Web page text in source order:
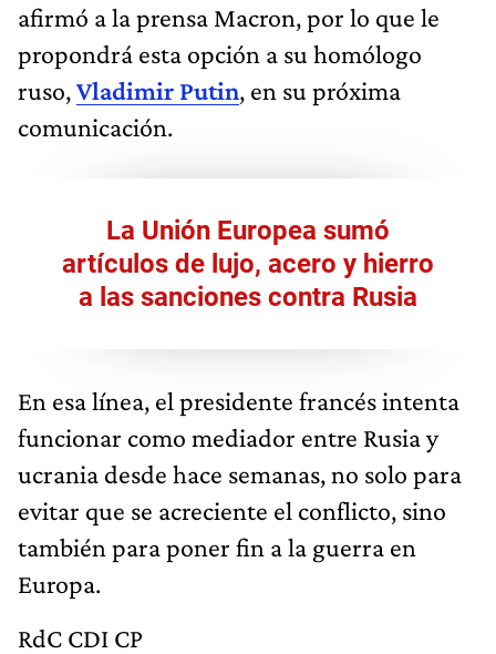
afirmó a la prensa Macron, por lo que le
propondrá esta opción a su homólogo
ruso,Vladimir Putin, en su próxima
comunicación.
La Unión Europea sumó
artículos de lujo, acero y hierro
a las sanciones contra Rusia
En esa línea, el presidente francés intenta
funcionar como mediador entre Rusia y
ucrania desde hace semanas, no solo para
evitar que se acreciente el conflicto, sino
también para poner fin a la guerra en
Europa.
RdC CDI CP